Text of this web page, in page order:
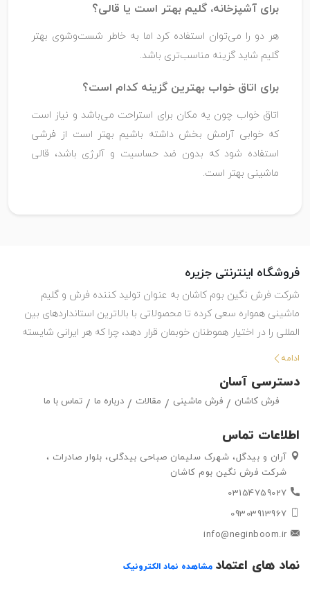
برای آشپزخانه، گلیم بهتر است یا قالی؟
هر دو را می‌توان استفاده کرد اما به خاطر شست‌وشوی بهتر
گلیم شاید گزینه مناسب‌تری باشد.
برای اتاق خواب بهترین گزینه کدام است؟
اتاق خواب چون یه مکان برای استراحت می‌باشد و نیاز است
که خوابی آرامش بخش داشته باشیم بهتر است از فرشی
استفاده شود که بدون ضد حساسیت و آلرژی باشد، قالی
ماشینی بهتر است.
فروشگاه اینترنتی جزیره
شرکت فرش نگین بوم کاشان به عنوان تولید کننده فرش و گلیم
ماشینی همواره سعی کرده تا محصولاتی با بالاترین استانداردهای بین
المللی را در اختیار هموطنان خوبمان قرار دهد، چرا که هر ایرانی شایسته
مشتریان خود قرار داده تا بتوانند متناسب با سلیقه خود ، فرش ماشینی
و گلیم مورد علاقه خود را به راحتی انتتخاب کرده و خریداری کنند.
ادامه
اطلاعات تماس
آران و بیدگل، شهرک سلیمان صباحی بیدگلی، بلوار صادرات ،
شرکت فرش نگین بوم کاشان
03154759027
09303913967
info@neginboom.ir
دسترسی آسان
فرش کاشان فرش ماشینی مقالات درباره ما تماس با ما
نماد های اعتماد مشاهده نماد الکترونیک